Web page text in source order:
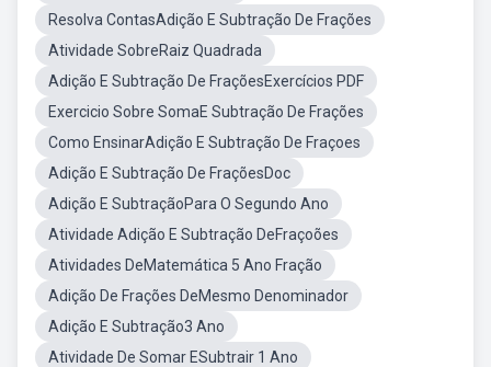
Resolva ContasAdição E Subtração De Frações
Atividade SobreRaiz Quadrada
Adição E Subtração De FraçõesExercícios PDF
Exercicio Sobre SomaE Subtração De Frações
Como EnsinarAdição E Subtração De Fraçoes
Adição E Subtração De FraçõesDoc
Adição E SubtraçãoPara O Segundo Ano
Atividade Adição E Subtração DeFraçoões
Atividades DeMatemática 5 Ano Fração
Adição De Frações DeMesmo Denominador
Adição E Subtração3 Ano
Atividade De Somar ESubtrair 1 Ano